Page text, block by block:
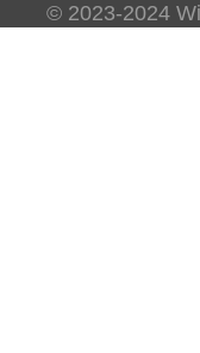
© 2023-2024